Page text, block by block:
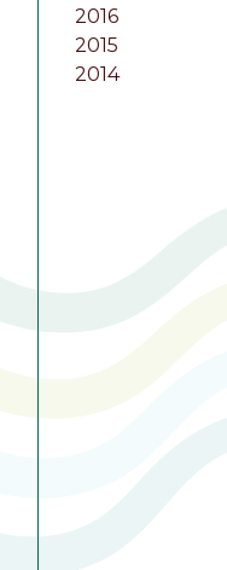
2016
2015
2014